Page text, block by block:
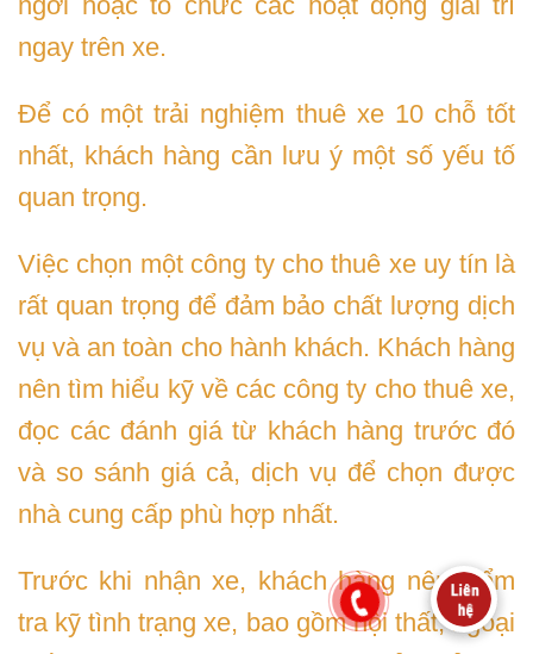
ngay trên xe.
Để có một trải nghiệm thuê xe 10 chỗ tốt
nhất, khách hàng cần lưu ý một số yếu tố
quan trọng.
Việc chọn một công ty cho thuê xe uy tín là
rất quan trọng để đảm bảo chất lượng dịch
vụ và an toàn cho hành khách. Khách hàng
nên tìm hiểu kỹ về các công ty cho thuê xe,
đọc các đánh giá từ khách hàng trước đó
và so sánh giá cả, dịch vụ để chọn được
nhà cung cấp phù hợp nhất.
Trước khi nhận xe, khách hàng nên kiểm
tra kỹ tình trạng xe, bao gồm nội thất, ngoại